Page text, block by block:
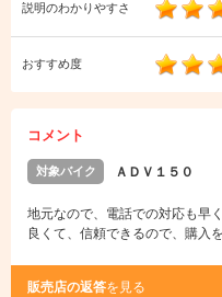
説明のわかりやすさ
おすすめ度
コメント
対象バイク ＡＤＶ１５０
地元なので、電話での対応も早
良くて、信頼できるので、購入
販売店の返答を見る